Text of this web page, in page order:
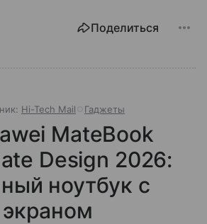
Поделиться
Hi-Tech Mail Гаджеты
MateBook
Design 2026:
ноутбук с